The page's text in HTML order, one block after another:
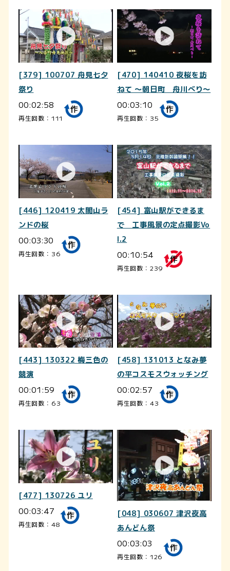
[379] 100707 舟見七夕
祭り
00:02:58
再生回数：111
[470] 140410 夜桜を訪
ねて ～朝日町 舟川べり～
00:03:10
再生回数：35
[446] 120419 太閤山ラ
ンドの桜
00:03:30
再生回数：36
[454] 富山駅ができるま
で 工事風景の定点撮影Vo
l.2
00:10:54
再生回数：239
[443] 130322 梅三色の
競演
00:01:59
再生回数：63
[458] 131013 となみ夢
の平コスモスウォッチング
00:02:57
再生回数：43
[477] 130726 ユリ
00:03:47
再生回数：48
[048] 030607 津沢夜高
あんどん祭
00:03:03
再生回数：126